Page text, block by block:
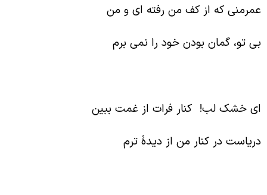
که از کف من رفته ای و من
تو، گمان بودن خود را نمی برم
خشک لب! کنار فرات از غمت ببین
در کنار من از دیدۀ ترم